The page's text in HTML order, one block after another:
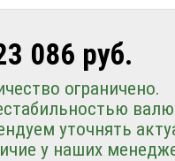
086 руб.
ограничено.
уточнять
у наших